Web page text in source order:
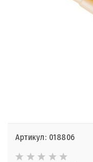
Артикул: 018806